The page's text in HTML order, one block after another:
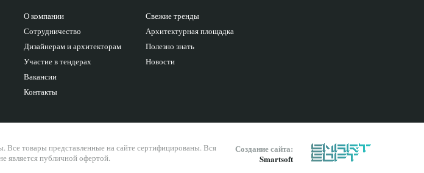
О компании
Сотрудничество
Дизайнерам и архитекторам
Участие в тендерах
Вакансии
Контакты
Свежие тренды
Архитектурная площадка
Полезно знать
Новости
товары представленные на сайте сертифицированы. Вся
является публичной офертой.
Создание сайта:
Smartsoft